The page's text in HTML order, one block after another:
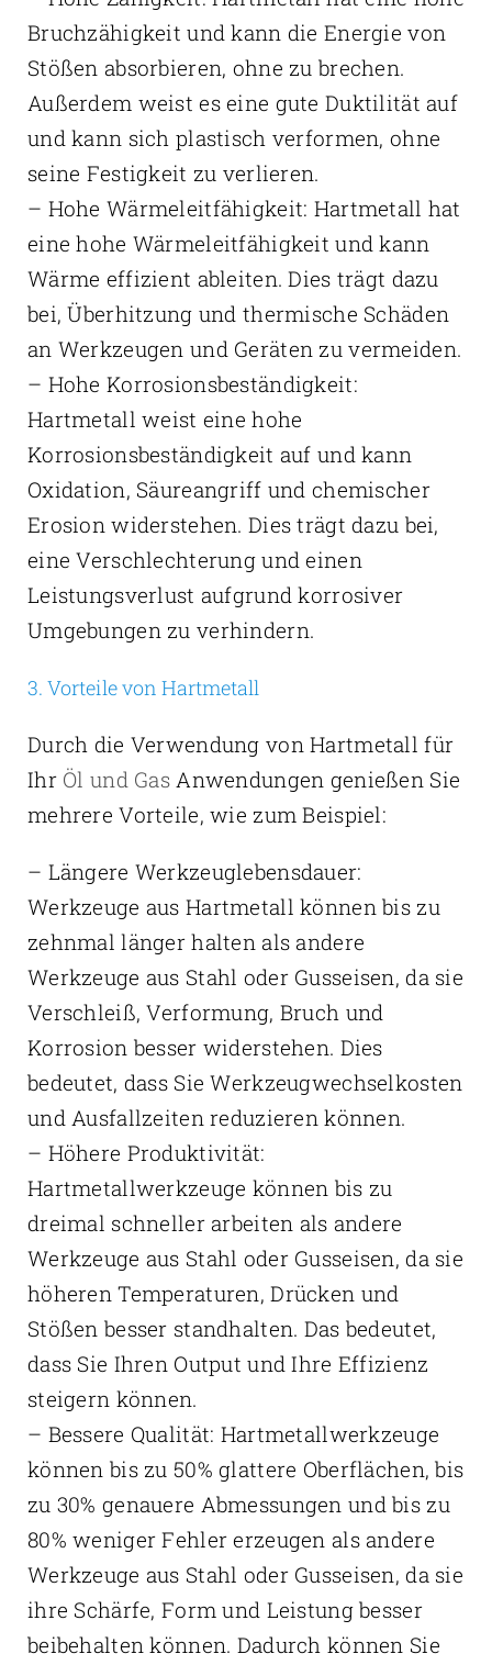
Bruchzähigkeit und kann die Energie von
Stößen absorbieren, ohne zu brechen.
Außerdem weist es eine gute Duktilität auf
und kann sich plastisch verformen, ohne
seine Festigkeit zu verlieren.
– Hohe Wärmeleitfähigkeit: Hartmetall hat
eine hohe Wärmeleitfähigkeit und kann
Wärme effizient ableiten. Dies trägt dazu
bei, Überhitzung und thermische Schäden
an Werkzeugen und Geräten zu vermeiden.
– Hohe Korrosionsbeständigkeit:
Hartmetall weist eine hohe
Korrosionsbeständigkeit auf und kann
Oxidation, Säureangriff und chemischer
Erosion widerstehen. Dies trägt dazu bei,
eine Verschlechterung und einen
Leistungsverlust aufgrund korrosiver
Umgebungen zu verhindern.
3. Vorteile von Hartmetall
Durch die Verwendung von Hartmetall für
Ihr Öl und GasAnwendungen genießen Sie
mehrere Vorteile, wie zum Beispiel:
– Längere Werkzeuglebensdauer:
Werkzeuge aus Hartmetall können bis zu
zehnmal länger halten als andere
Werkzeuge aus Stahl oder Gusseisen, da sie
Verschleiß, Verformung, Bruch und
Korrosion besser widerstehen. Dies
bedeutet, dass Sie Werkzeugwechselkosten
und Ausfallzeiten reduzieren können.
– Höhere Produktivität:
Hartmetallwerkzeuge können bis zu
dreimal schneller arbeiten als andere
Werkzeuge aus Stahl oder Gusseisen, da sie
höheren Temperaturen, Drücken und
Stößen besser standhalten. Das bedeutet,
dass Sie Ihren Output und Ihre Effizienz
steigern können.
– Bessere Qualität: Hartmetallwerkzeuge
können bis zu 50% glattere Oberflächen, bis
zu 30% genauere Abmessungen und bis zu
80% weniger Fehler erzeugen als andere
Werkzeuge aus Stahl oder Gusseisen, da sie
ihre Schärfe, Form und Leistung besser
beibehalten können. Dadurch können Sie